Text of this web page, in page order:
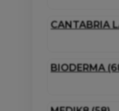
CANTABRIA
BIODERMA